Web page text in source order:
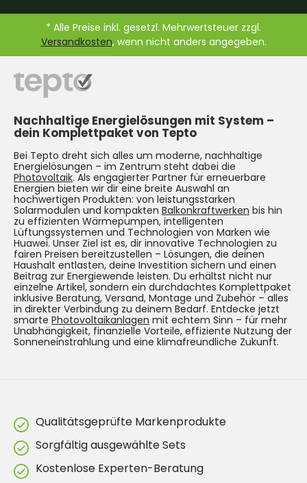
* Alle Preise inkl. gesetzl. Mehrwertsteuer zzgl.
Versandkosten, wenn nicht anders angegeben.
Nachhaltige Energielösungen mit System –
dein Komplettpaket von Tepto
Bei Tepto dreht sich alles um moderne, nachhaltige
Energielösungen – im Zentrum steht dabei die
Photovoltaik. Als engagierter Partner für erneuerbare
Energien bieten wir dir eine breite Auswahl an
hochwertigen Produkten: von leistungsstarken
Solarmodulen und kompakten Balkonkraftwerken bis hin
zu effizienten Wärmepumpen, intelligenten
Lüftungssystemen und Technologien von Marken wie
Huawei. Unser Ziel ist es, dir innovative Technologien zu
fairen Preisen bereitzustellen – Lösungen, die deinen
Haushalt entlasten, deine Investition sichern und einen
Beitrag zur Energiewende leisten. Du erhältst nicht nur
einzelne Artikel, sondern ein durchdachtes Komplettpaket
inklusive Beratung, Versand, Montage und Zubehör – alles
in direkter Verbindung zu deinem Bedarf. Entdecke jetzt
smarte Photovoltaikanlagen mit echtem Sinn – für mehr
Unabhängigkeit, finanzielle Vorteile, effiziente Nutzung der
Sonneneinstrahlung und eine klimafreundliche Zukunft.
Qualitätsgeprüfte Markenprodukte
Sorgfältig ausgewählte Sets
Kostenlose Experten-Beratung